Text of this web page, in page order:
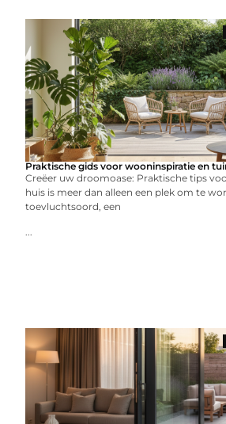
Praktische gids voor wooninspiratie en
Creëer uw droomoase: Praktische tips
huis is meer dan alleen een plek om te
toevluchtsoord, een
...